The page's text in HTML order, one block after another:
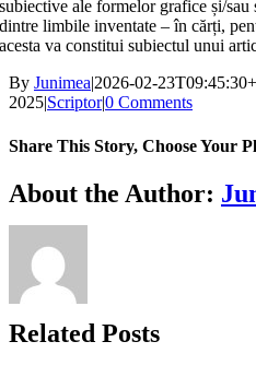
subiective ale formelor grafice și/
dintre limbile inventate – în cărți,
acesta va constitui subiectul unui
By Junimea|2026-02-
2025|Scriptor|0 Comments
Share This Story, Choose Your
Facebook
X
Bluesky
Reddit
LinkedIn
WhatsApp
Telegram
Tumblr
Xing
Email
Copy
Link
About the Author:
Related Posts